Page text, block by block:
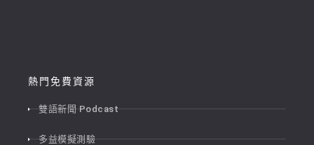
熱門免費資源
雙語新聞 Podcast
多益模擬測驗